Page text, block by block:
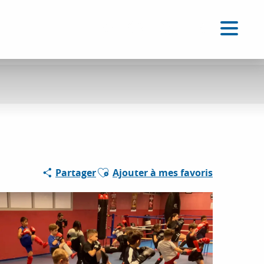
PartagerAjouter aux favoris
Ajouter à mes favoris